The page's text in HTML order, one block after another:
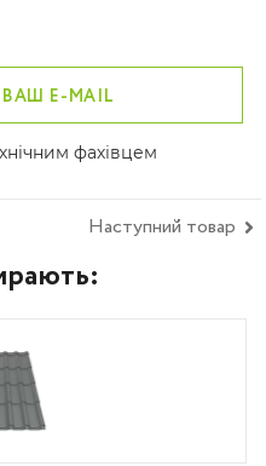
E-MAIL
фахівцем
Наступний товар